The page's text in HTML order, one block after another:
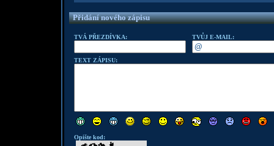
Přidání nového zápisu
TVÁ PŘEZDÍVKA: TVŮJ E-MAIL:
TEXT ZÁPISU:
Opište kod: